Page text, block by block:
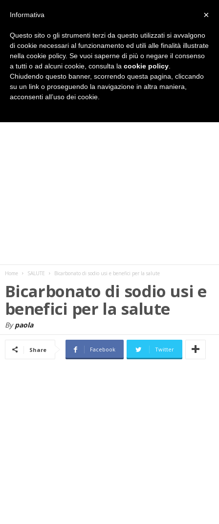
i
Home SALUTE Bicarbonato di sodio usi e benefici per la salute
Bicarbonato di sodio usi e
benefici per la salute
By paola
Share Facebook Twitter
×
Informativa
Questo sito o gli strumenti terzi da questo utilizzati si avvalgono
di cookie necessari al funzionamento ed utili alle finalità illustrate
nella cookie policy. Se vuoi saperne di più o negare il consenso
a tutti o ad alcuni cookie, consulta la cookie policy
Chiudendo questo banner, scorrendo questa pagina, cliccando
su un link o proseguendo la navigazione in altra maniera,
acconsenti all’uso dei cookie.